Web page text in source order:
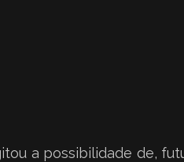
a possibilidade de,